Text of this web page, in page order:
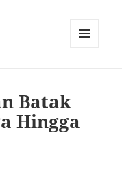
Batak
Hingga